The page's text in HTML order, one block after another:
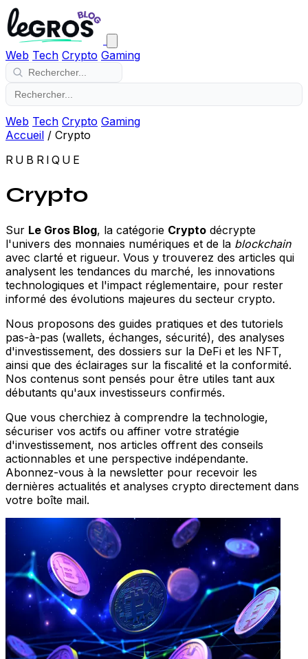
Web Tech Crypto Gaming
Web Tech Crypto Gaming
Accueil / Crypto
RUBRIQUE
Crypto
Sur Le Gros Blog, la catégorie Crypto décrypte
l'univers des monnaies numériques et de la blockchain
avec clarté et rigueur. Vous y trouverez des articles qui
analysent les tendances du marché, les innovations
technologiques et l'impact réglementaire, pour rester
informé des évolutions majeures du secteur crypto.
Nous proposons des guides pratiques et des tutoriels
pas-à-pas (wallets, échanges, sécurité), des analyses
d'investissement, des dossiers sur la DeFi et les NFT,
ainsi que des éclairages sur la fiscalité et la conformité.
Nos contenus sont pensés pour être utiles tant aux
débutants qu'aux investisseurs confirmés.
Que vous cherchiez à comprendre la technologie,
sécuriser vos actifs ou affiner votre stratégie
d'investissement, nos articles offrent des conseils
actionnables et une perspective indépendante.
Abonnez-vous à la newsletter pour recevoir les
dernières actualités et analyses crypto directement dans
votre boîte mail.